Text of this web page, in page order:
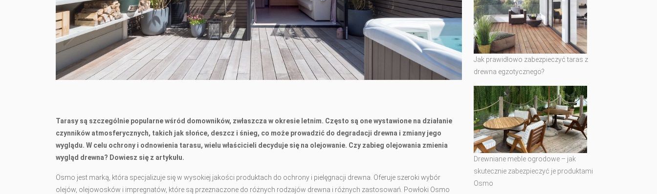
Tarasy są szczególnie popularne wśród domowników, zwłaszcza w okresie letnim. Często są one wystawione na działanie
czynników atmosferycznych, takich jak słońce, deszcz i śnieg, co może prowadzić do degradacji drewna i zmiany jego
wyglądu. W celu ochrony i odnowienia tarasu, wielu właścicieli decyduje się na olejowanie. Czy zabieg olejowania zmienia
wygląd drewna? Dowiesz się z artykułu.
Osmo jest marką, która specjalizuje się w wysokiej jakości produktach do ochrony i pielęgnacji drewna. Oferuje szeroki wybór
olejów, olejowosków i impregnatów, które są przeznaczone do różnych rodzajów drewna i różnych zastosowań. Powłoki Osmo
Jak prawidłowo zabezpieczyć taras z
drewna egzotycznego?
Drewniane meble ogrodowe – jak
skutecznie zabezpieczyć je produktami
Osmo